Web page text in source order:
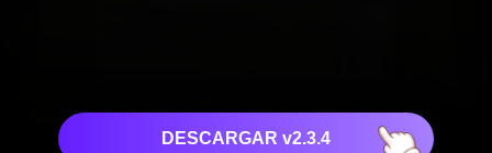
DESCARGAR v2.3.4